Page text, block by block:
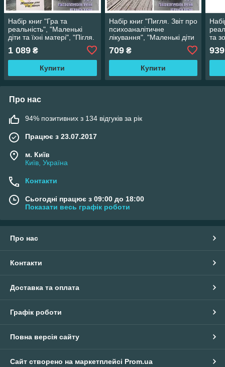
Набір книг "Гра та
реальність", "Маленькі
діти та їхні матері", "Пігля.
Звіт про психоаналітичне
лікування"
1 089 ₴
Купити
Набір книг "Пигля. Звіт про
психоаналітичне
лікування", "Маленькі діти
реальність"
709₴
Купити
та
939
Про нас
94% позитивних з 134 відгуків за рік
Працює з 23.07.2017
м. Київ
Київ, Україна
Контакти
Сьогодні працює з 09:00 до 18:00
Показати весь графік роботи
Про нас
Контакти
Доставка та оплата
Графік роботи
Повна версія сайту
Сайт створено на маркетплейсі Prom.ua